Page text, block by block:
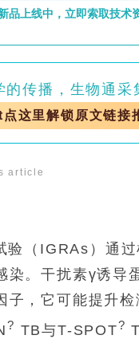
品上线中，立即索取技术
的传播，生物通采
这里解锁原文链接
article
验（IGRAs）通
染。干扰素γ诱导
子，它可能提升
? TB与T-SPOT?